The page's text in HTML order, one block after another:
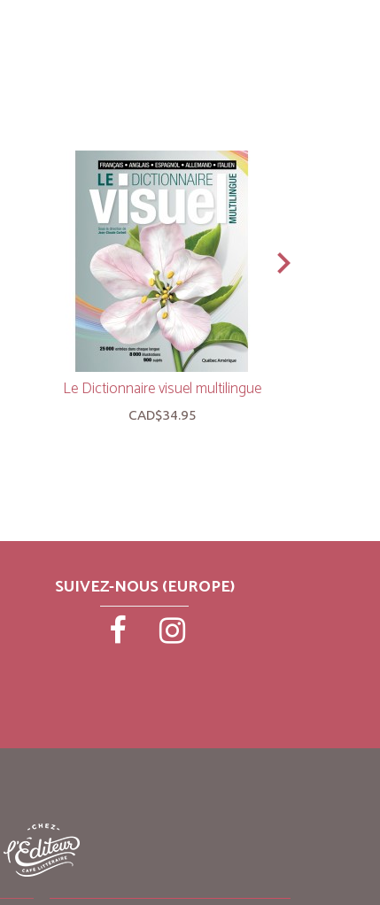
Le Dictionnaire visuel multilingue
CAD$34.95
SUIVEZ-NOUS (EUROPE)